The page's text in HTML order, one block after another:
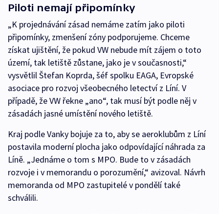
Piloti nemají připomínky
„K projednávání zásad nemáme zatím jako piloti
připomínky, zmenšení zóny podporujeme. Chceme
získat ujištění, že pokud VW nebude mít zájem o toto
území, tak letiště zůstane, jako je v současnosti,“
vysvětlil Štefan Koprda, šéf spolku EAGA, Evropské
asociace pro rozvoj všeobecného letectví z Líní. V
případě, že VW řekne „ano“, tak musí být podle něj v
zásadách jasné umístění nového letiště.
Kraj podle Vanky bojuje za to, aby se aeroklubům z Líní
postavila moderní plocha jako odpovídající náhrada za
Líně. „Jednáme o tom s MPO. Bude to v zásadách
rozvoje i v memorandu o porozumění,“ avizoval. Návrh
memoranda od MPO zastupitelé v pondělí také
schválili.